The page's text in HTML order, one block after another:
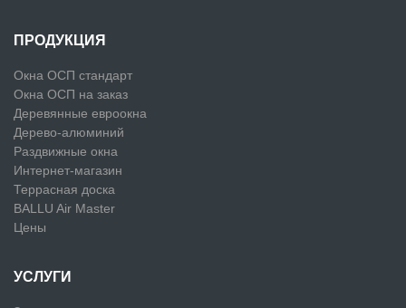
ПРОДУКЦИЯ
Окна ОСП стандарт
Окна ОСП на заказ
Деревянные евроокна
Дерево-алюминий
Раздвижные окна
Интернет-магазин
Террасная доска
BALLU Air Master
Цены
УСЛУГИ